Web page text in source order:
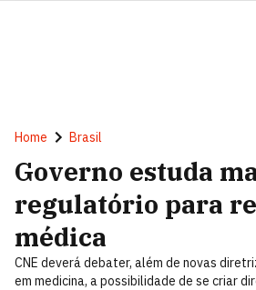
Home Brasil
Governo estuda
regulatório para
médica
CNE deverá debater, além de novas
em medicina, a possibilidade de se criar